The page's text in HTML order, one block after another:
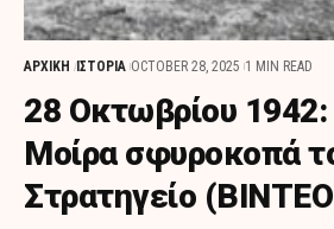
ΑΡΧΙΚΗ ΙΣΤΟΡΙΑ OCTOBER 28, 2025 1 MIN READ
28 Οκτωβρίου
Μοίρα σφυροκοπά
Στρατηγείο